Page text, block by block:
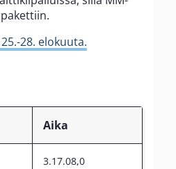
28. elokuuta.
Aika
3.17.08,0